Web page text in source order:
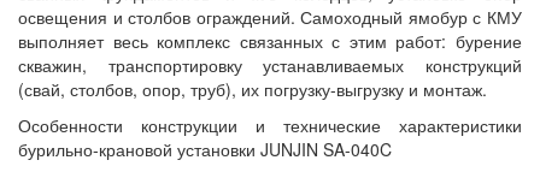
освещения и столбов ограждений. Самоходный ямобур с КМУ
выполняет весь комплекс связанных с этим работ: бурение
скважин, транспортировку устанавливаемых конструкций
(свай, столбов, опор, труб), их погрузку-выгрузку и монтаж.
Особенности конструкции и технические характеристики
бурильно-крановой установки JUNJIN SA-040C